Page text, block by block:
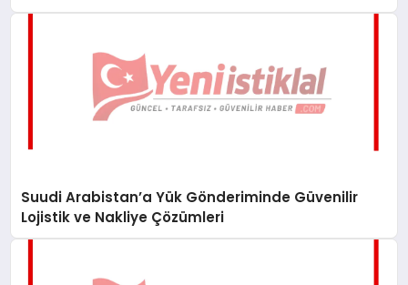
Suudi Arabistan’a Yük Gönderiminde Güvenilir
Lojistik ve Nakliye Çözümleri